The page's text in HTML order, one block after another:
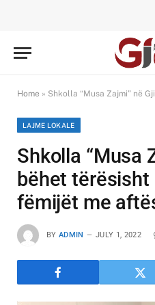
Home » Shkolla “Musa Zajmi” në Gjilan bëhet
LAJME LOKALE
Shkolla “Musa
bëhet
fëmijët me
BY ADMIN JULY 1, 2022